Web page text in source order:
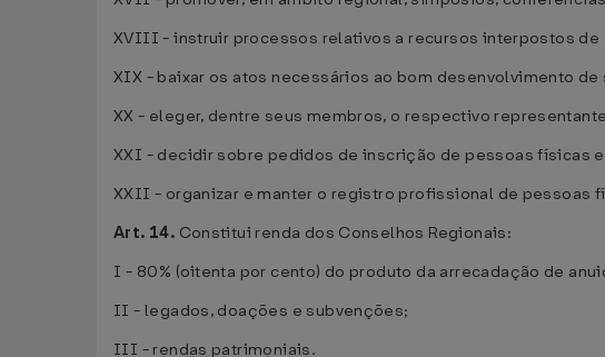
XVIII - instruir processos relativos a recursos interpostos de
XIX - baixar os atos necessários ao bom desenvolvimento
XX - eleger, dentre seus membros, o respectivo
XXI - decidir sobre pedidos de inscrição de pessoas físicas
XXII - organizar e manter o registro profissional de pessoas
Art. 14. Constitui renda dos Conselhos Regionais:
I - 80% (oitenta por cento) do produto da arrecadação de
II - legados, doações e subvenções;
III - rendas patrimoniais.